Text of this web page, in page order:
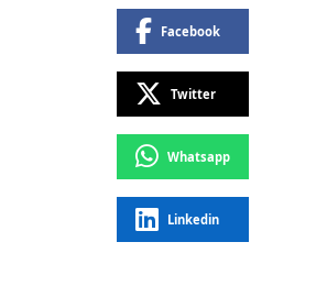
Facebook
Twitter
Whatsapp
Linkedin